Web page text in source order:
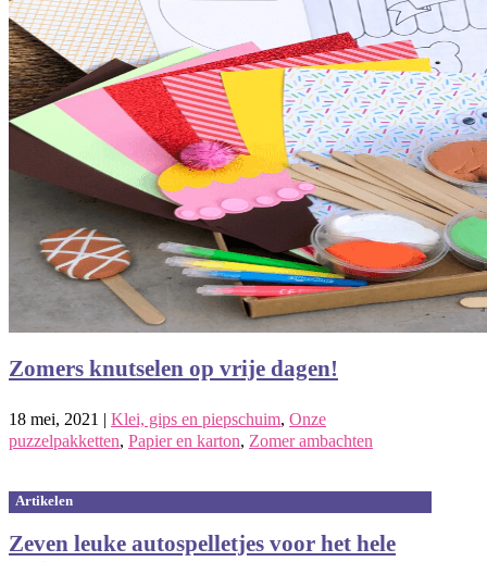
Zomers knutselen op vrije dagen!
18 mei, 2021 | Klei, gips en piepschuim, Onze
puzzelpakketten, Papier en karton, Zomer ambachten
Artikelen
Zeven leuke autospelletjes voor het hele